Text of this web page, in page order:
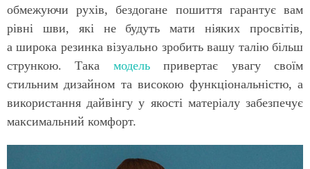
обмежуючи рухів, бездогане пошиття гарантує вам
рівні шви, які не будуть мати ніяких просвітів,
а широка резинка візуально зробить вашу талію більш
стрункою. Така модельпривертає увагу своїм
стильним дизайном та високою функціональністю, а
використання дайвінгу у якості матеріалу забезпечує
максимальний комфорт.